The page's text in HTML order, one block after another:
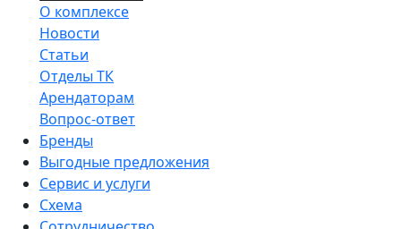
О комплексе
Новости
Статьи
Отделы ТК
Арендаторам
Вопрос-ответ
Бренды
Выгодные предложения
Сервис и услуги
Схема